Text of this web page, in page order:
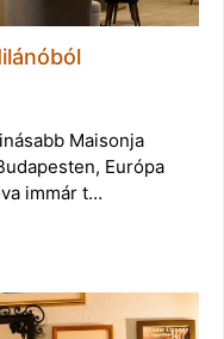
Maisonja
Európa
immár t…